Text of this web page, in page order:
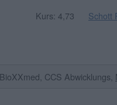
Kurs: 4,73 Schott
CCS Abwicklungs,